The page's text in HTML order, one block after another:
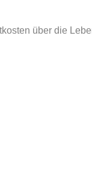
über die